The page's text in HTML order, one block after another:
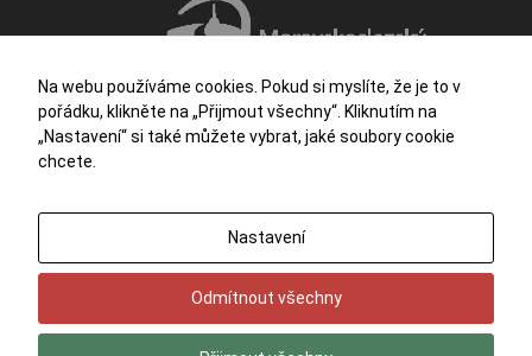
zřizovanou Moravskoslezským krajem.
© 2026Střední škola stavební a dřevozpracující, Ostrava. Všechna práva
Na webu používáme cookies. Pokud si myslíte, že je to v
pořádku, klikněte na „Přijmout všechny“. Kliknutím na
„Nastavení“ si také můžete vybrat, jaké soubory cookie
chcete.
Nastavení
Odmítnout všechny
Potřebujete poradit?